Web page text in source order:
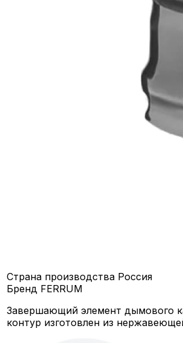
Страна производства Россия
Бренд FERRUM
Завершающий элемент дымового
контур изготовлен из